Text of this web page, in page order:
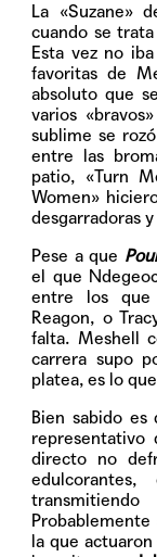
La «Suzane»
cuando se
Esta vez no
favoritas de
absoluto que
varios
sublime se
entre las
patio, «Turn
Women»
desgarradoras
Pese a que
el que
entre los que
Reagon, o
falta. Meshell
carrera supo
platea, es lo
Bien sabido
representativo
directo no
la que